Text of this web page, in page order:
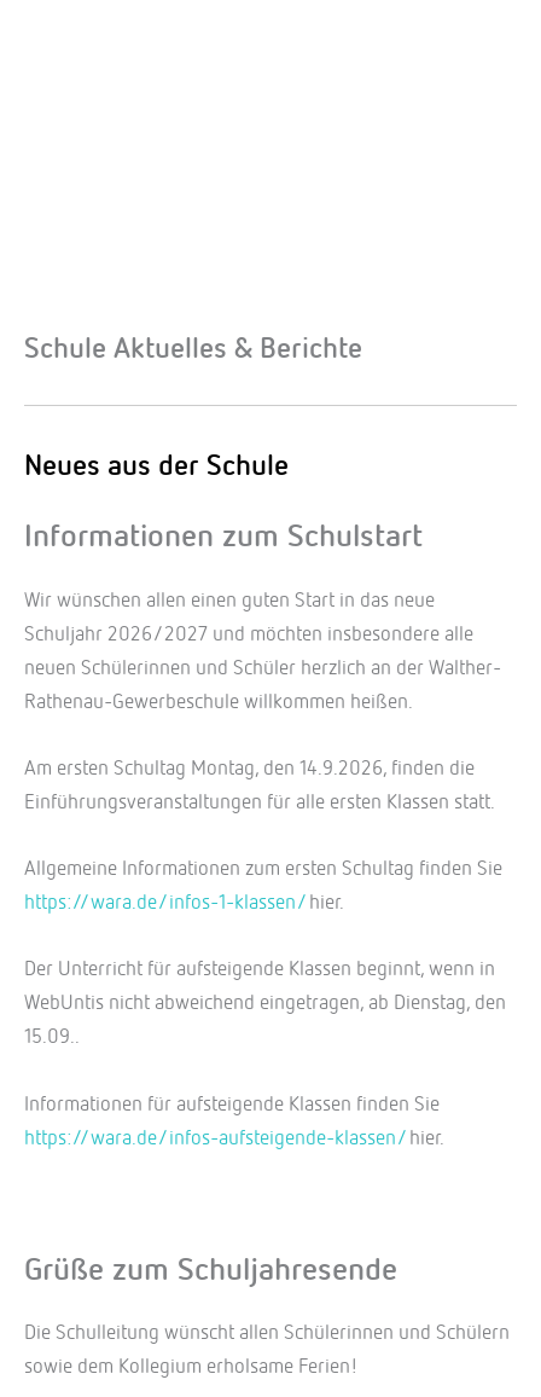
Schule Aktuelles & Berichte
Neues aus der Schule
Informationen zum Schulstart
Wir wünschen allen einen guten Start in das neue
Schuljahr 2026/2027 und möchten insbesondere alle
neuen Schülerinnen und Schüler herzlich an der Walther-
Rathenau-Gewerbeschule willkommen heißen.
Am ersten Schultag Montag, den 14.9.2026, finden die
Einführungsveranstaltungen für alle ersten Klassen statt.
Allgemeine Informationen zum ersten Schultag finden Sie
https://wara.de/infos-1-klassen/hier.
Der Unterricht für aufsteigende Klassen beginnt, wenn in
WebUntis nicht abweichend eingetragen, ab Dienstag, den
15.09..
Informationen für aufsteigende Klassen finden Sie
https://wara.de/infos-aufsteigende-klassen/hier.
Grüße zum Schuljahresende
Die Schulleitung wünscht allen Schülerinnen und Schülern
sowie dem Kollegium erholsame Ferien!